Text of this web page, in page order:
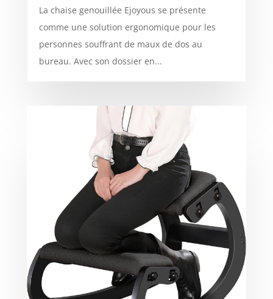
La chaise genouillée Ejoyous se présente
comme une solution ergonomique pour les
personnes souffrant de maux de dos au
bureau. Avec son dossier en...